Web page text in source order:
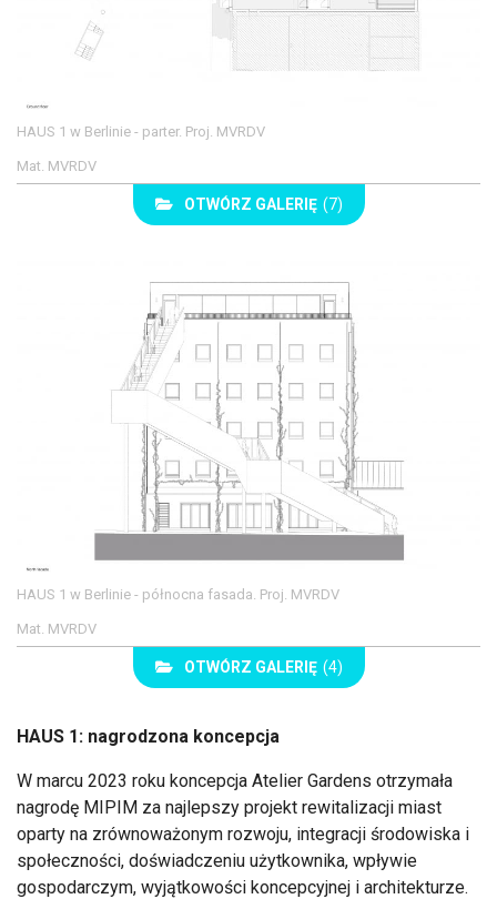
HAUS 1 w Berlinie - parter. Proj. MVRDV
Mat. MVRDV
OTWÓRZ GALERIĘ (7)
HAUS 1 w Berlinie - północna fasada. Proj. MVRDV
Mat. MVRDV
OTWÓRZ GALERIĘ (4)
HAUS 1: nagrodzona koncepcja
W marcu 2023 roku koncepcja Atelier Gardens otrzymała
nagrodę MIPIM za najlepszy projekt rewitalizacji miast
oparty na zrównoważonym rozwoju, integracji środowiska i
społeczności, doświadczeniu użytkownika, wpływie
gospodarczym, wyjątkowości koncepcyjnej i architekturze.